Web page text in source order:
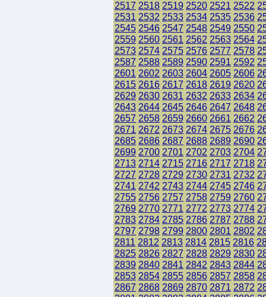
2517 2518 2519 2520 2521 2522
2531 2532 2533 2534 2535 2536
2545 2546 2547 2548 2549 2550
2559 2560 2561 2562 2563 2564
2573 2574 2575 2576 2577 2578
2587 2588 2589 2590 2591 2592
2601 2602 2603 2604 2605 2606
2615 2616 2617 2618 2619 2620
2629 2630 2631 2632 2633 2634
2643 2644 2645 2646 2647 2648
2657 2658 2659 2660 2661 2662
2671 2672 2673 2674 2675 2676
2685 2686 2687 2688 2689 2690
2699 2700 2701 2702 2703 2704
2713 2714 2715 2716 2717 2718
2727 2728 2729 2730 2731 2732
2741 2742 2743 2744 2745 2746
2755 2756 2757 2758 2759 2760
2769 2770 2771 2772 2773 2774
2783 2784 2785 2786 2787 2788
2797 2798 2799 2800 2801 2802
2811 2812 2813 2814 2815 2816
2825 2826 2827 2828 2829 2830
2839 2840 2841 2842 2843 2844
2853 2854 2855 2856 2857 2858
2867 2868 2869 2870 2871 2872